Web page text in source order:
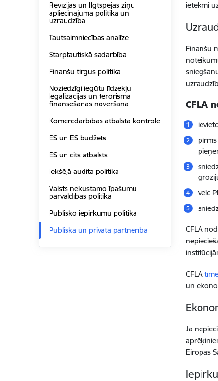
Revīzijas un Ilgtspējas ziņu
apliecinājuma politika un
uzraudzība
Tautsaimniecības analīze
Starptautiskā sadarbība
Finanšu tirgus politika
Noziedzīgi iegūtu līdzekļu
legalizācijas un terorisma
finansēšanas novēršana
Komercdarbības atbalsta kontrole
ES un ES budžets
ES un cits atbalsts
Iekšējā audita politika
Valsts nekustamo īpašumu
pārvaldības politika
Publisko iepirkumu politika
Publiskā un privātā partnerība
ietekmi
Finanšu
CFLA
veic
CFLA
CFLA
un
Ja
Eiropas